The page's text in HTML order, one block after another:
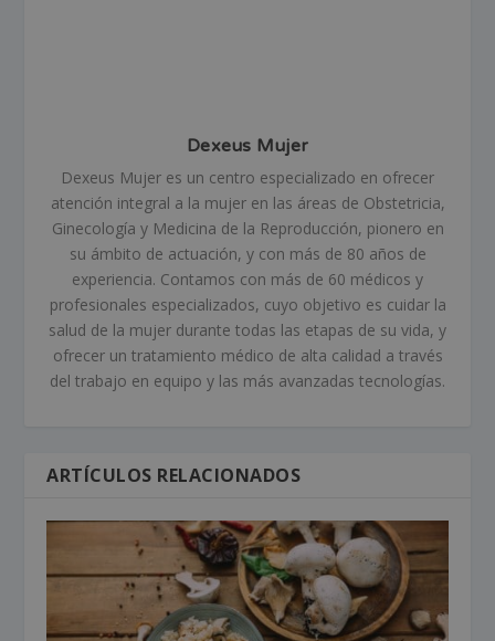
Dexeus Mujer
Dexeus Mujer es un centro especializado en ofrecer
atención integral a la mujer en las áreas de Obstetricia,
Ginecología y Medicina de la Reproducción, pionero en
su ámbito de actuación, y con más de 80 años de
experiencia. Contamos con más de 60 médicos y
profesionales especializados, cuyo objetivo es cuidar la
salud de la mujer durante todas las etapas de su vida, y
ofrecer un tratamiento médico de alta calidad a través
del trabajo en equipo y las más avanzadas tecnologías.
ARTÍCULOS RELACIONADOS